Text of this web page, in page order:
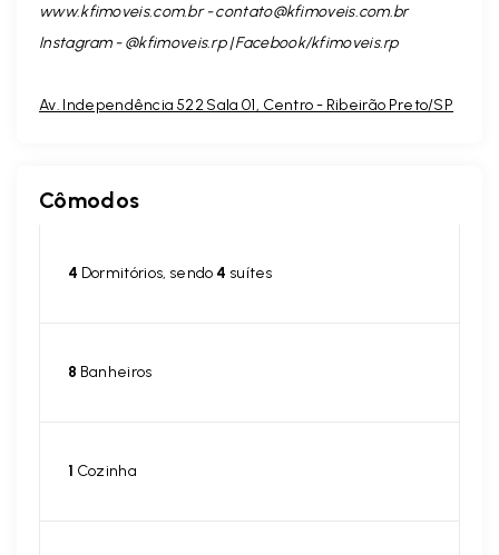
www.kfimoveis.com.br -contato@kfimoveis.com.br
Instagram - @kfimoveis.rp | Facebook/kfimoveis.rp
Av. Independência 522 Sala 01, Centro - Ribeirão Preto/SP
Cômodos
4 Dormitórios, sendo 4 suítes
8 Banheiros
1 Cozinha